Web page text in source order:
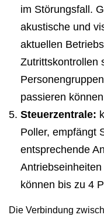
im Störungsfall.
akustische und
aktuellen
Zutrittskontrollen
passieren
Steuerzentrale:
Poller, empfängt
entsprechende
können bis zu 4
Die Verbindung